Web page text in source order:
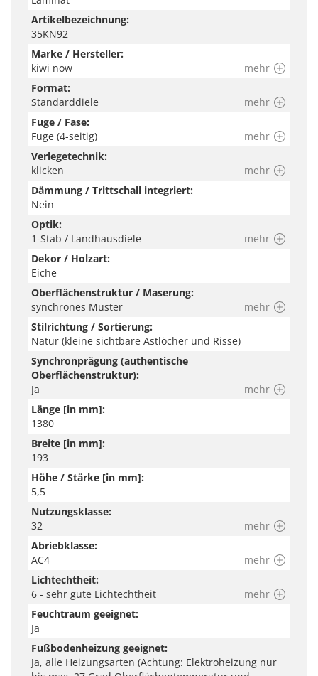
Artikelbezeichnung:
35KN92
Marke / Hersteller:
kiwi now
mehr
Format:
Standarddiele
mehr
Fuge / Fase:
Fuge (4-seitig)
mehr
Verlegetechnik:
klicken
mehr
Dämmung / Trittschall integriert:
Nein
Optik:
1-Stab / Landhausdiele
mehr
Dekor / Holzart:
Eiche
Oberflächenstruktur / Maserung:
synchrones Muster
mehr
Stilrichtung / Sortierung:
Natur (kleine sichtbare Astlöcher und Risse)
Synchronprägung (authentische
Oberflächenstruktur):
Ja
mehr
Länge [in mm]:
1380
Breite [in mm]:
193
Höhe / Stärke [in mm]:
5,5
Nutzungsklasse:
32
mehr
Abriebklasse:
AC4
mehr
Lichtechtheit:
6 - sehr gute Lichtechtheit
mehr
Feuchtraum geeignet:
Ja
Fußbodenheizung geeignet:
Ja, alle Heizungsarten (Achtung: Elektroheizung nur